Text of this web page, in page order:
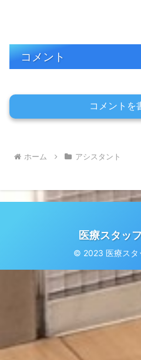
コメント
コメントを
ホーム アシスタント
医療スタッ
© 2023 医療スタ